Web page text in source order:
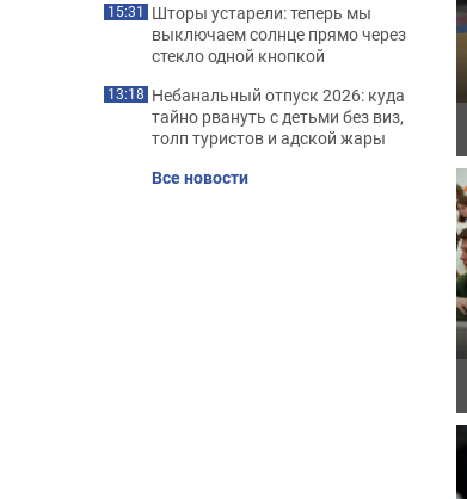
15:31 Шторы устарели: теперь мы
выключаем солнце прямо через
стекло одной кнопкой
13:18 Небанальный отпуск 2026: куда
тайно рвануть с детьми без виз,
толп туристов и адской жары
Все новости